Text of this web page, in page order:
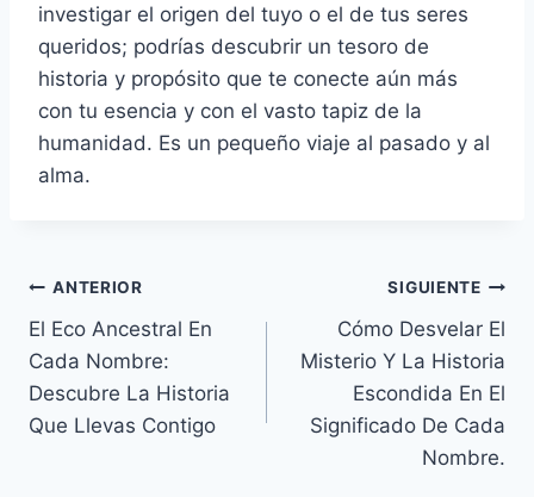
investigar el origen del tuyo o el de tus seres
queridos; podrías descubrir un tesoro de
historia y propósito que te conecte aún más
con tu esencia y con el vasto tapiz de la
humanidad. Es un pequeño viaje al pasado y al
alma.
Navegación
de
entradas
ANTERIOR
El Eco Ancestral En
Cada Nombre:
Descubre La Historia
Que Llevas Contigo
SIGUIENTE
Cómo Desvelar El
Misterio Y La Historia
Escondida En El
Significado De Cada
Nombre.